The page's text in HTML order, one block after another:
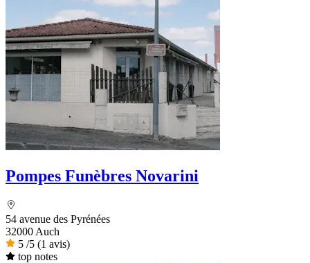
Pompes Funèbres Novarini
54 avenue des Pyrénées
32000 Auch
5 /5 (1 avis)
top notes